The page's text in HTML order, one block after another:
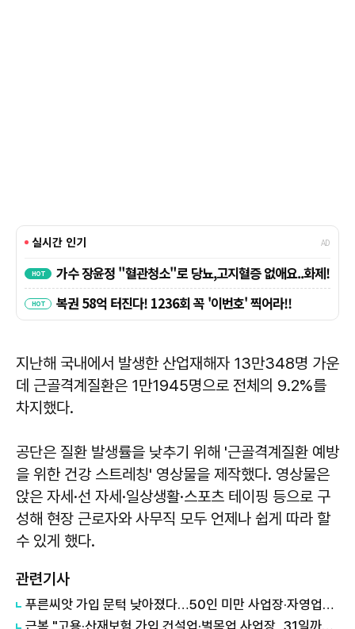
지난해 국내에서 발생한 산업재해자 13만348명 가운
데 근골격계질환은 1만1945명으로 전체의 9.2%를
차지했다.
공단은 질환 발생률을 낮추기 위해 '근골격계질환 예방
을 위한 건강 스트레칭' 영상물을 제작했다. 영상물은
앉은 자세·선 자세·일상생활·스포츠 테이핑 등으로 구
성해 현장 근로자와 사무직 모두 언제나 쉽게 따라 할
수 있게 했다.
관련기사
푸른씨앗 가입 문턱 낮아졌다…50인 미만 사업장·자영업자까지 확대
근복 "고용·산재보험 가입 건설업·벌목업 사업장, 31일까지 신고·납부"